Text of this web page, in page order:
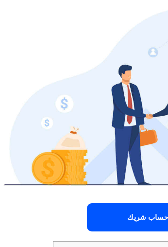
شريك